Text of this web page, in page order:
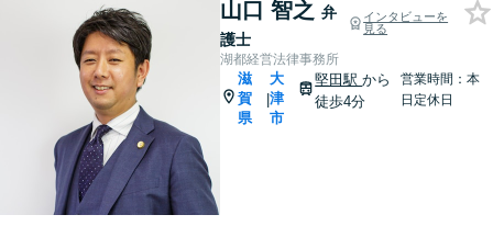
山口 智之 弁
護士
インタビューを
見る
湖都経営法律事務所
滋
賀
県
|
大
津
市
堅田駅から
徒歩4分
営業時間：本
日定休日